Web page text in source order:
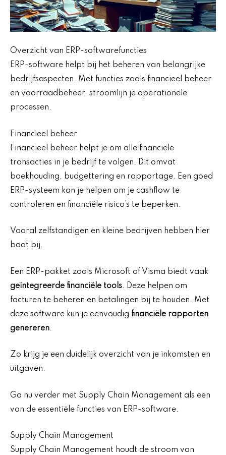
Overzicht van ERP-softwarefuncties
ERP-software helpt bij het beheren van belangrijke
bedrijfsaspecten. Met functies zoals financieel beheer
en voorraadbeheer, stroomlijn je operationele
processen.
Financieel beheer
Financieel beheer helpt je om alle financiële
transacties in je bedrijf te volgen. Dit omvat
boekhouding, budgettering en rapportage. Een goed
ERP-systeem kan je helpen om je cashflow te
controleren en financiële risico’s te beperken.
Vooral zelfstandigen en kleine bedrijven hebben hier
baat bij.
Een ERP-pakket zoals Microsoft of Visma biedt vaak
geïntegreerde financiële tools. Deze helpen om
facturen te beheren en betalingen bij te houden. Met
deze software kun je eenvoudig financiële rapporten
genereren.
Zo krijg je een duidelijk overzicht van je inkomsten en
uitgaven.
Ga nu verder met Supply Chain Management als een
van de essentiële functies van ERP-software.
Supply Chain Management
Supply Chain Management houdt de stroom van